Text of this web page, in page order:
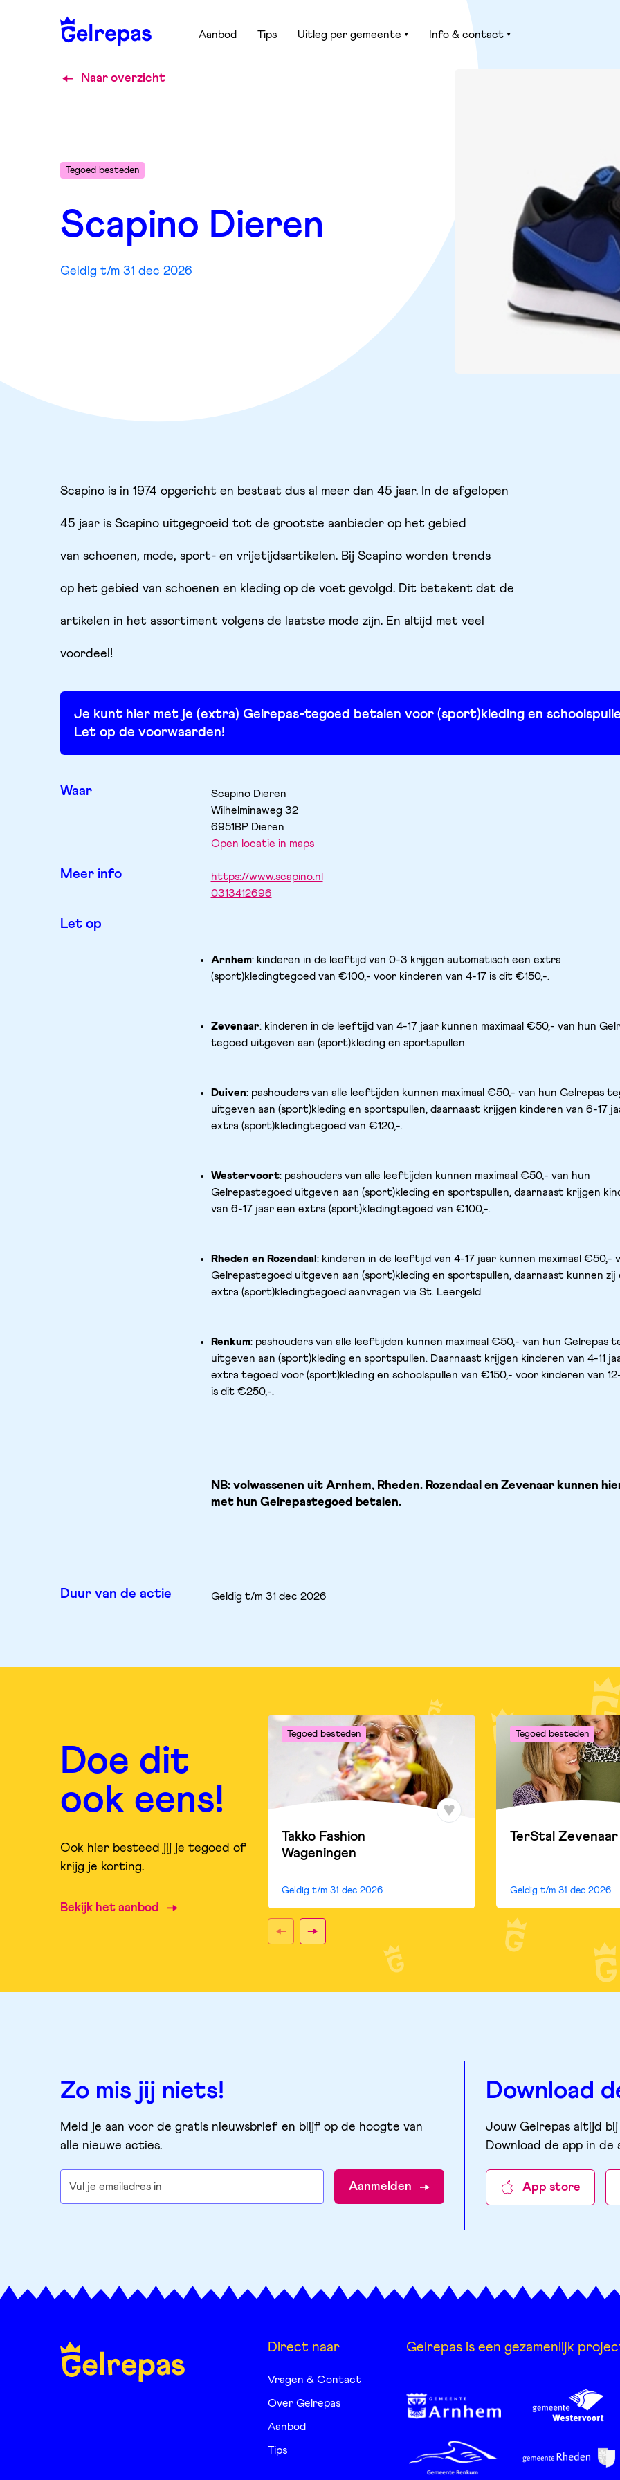
Aanbod Tips Uitleg per gemeente Info & contact
Naar overzicht
Tegoed besteden
Scapino Dieren
Geldig t/m 31 dec 2026
Scapino is in 1974 opgericht en bestaat dus al meer dan 45 jaar. In de afgelopen
45 jaar is Scapino uitgegroeid tot de grootste aanbieder op het gebied
van schoenen, mode, sport- en vrijetijdsartikelen. Bij Scapino worden trends
op het gebied van schoenen en kleding op de voet gevolgd. Dit betekent dat de
artikelen in het assortiment volgens de laatste mode zijn. En altijd met veel
voordeel!
Je kunt hier met je (extra) Gelrepas-tegoed betalen voor (sport)kleding en schoolspullen.
Let op de voorwaarden!
Waar
Scapino Dieren
Wilhelminaweg 32
6951BP Dieren
Open locatie in maps
Meer info
https://www.scapino.nl
0313412696
Let op
Arnhem: kinderen in de leeftijd van 0-3 krijgen automatisch een extra
(sport)kledingtegoed van €100,- voor kinderen van 4-17 is dit €150,-.
Zevenaar: kinderen in de leeftijd van 4-17 jaar kunnen maximaal €50,- van hun
tegoed uitgeven aan (sport)kleding en sportspullen.
Duiven: pashouders van alle leeftijden kunnen maximaal €50,- van hun Gelrepas
uitgeven aan (sport)kleding en sportspullen, daarnaast krijgen kinderen van 6-17
extra (sport)kledingtegoed van €120,-.
Westervoort: pashouders van alle leeftijden kunnen maximaal €50,- van hun
Gelrepastegoed uitgeven aan (sport)kleding en sportspullen, daarnaast krijgen
van 6-17 jaar een extra (sport)kledingtegoed van €100,-.
Rheden en Rozendaal : kinderen in de leeftijd van 4-17 jaar kunnen maximaal €50,-
Gelrepastegoed uitgeven aan (sport)kleding en sportspullen, daarnaast kunnen zij
extra (sport)kledingtegoed aanvragen via St. Leergeld.
Renkum: pashouders van alle leeftijden kunnen maximaal €50,- van hun Gelrepas
uitgeven aan (sport)kleding en sportspullen. Daarnaast krijgen kinderen van 4-11
extra tegoed voor (sport)kleding en schoolspullen van €150,- voor kinderen van
is dit €250,-.
NB: volwassenen uit Arnhem, Rheden. Rozendaal en Zevenaar kunnen
met hun Gelrepastegoed betalen.
Duur van de actie Geldig t/m 31 dec 2026
Doe dit
ook eens!
Ook hier besteed jij je tegoed of
krijg je korting.
Bekijk het aanbod
Tegoed besteden
Takko Fashion
Wageningen
Geldig t/m 31 dec 2026
Tegoed besteden
TerStal Zevenaar
Geldig t/m 31 dec 2026
Zo mis jij niets!
Meld je aan voor de gratis nieuwsbrief en blijf op de hoogte van
alle nieuwe acties.
Aanmelden
Download
Jouw Gelrepas altijd bij
Download de app in de
App store
Direct naar
Vragen & Contact
Over Gelrepas
Aanbod
Tips
Gelrepas is een gezamenlijk